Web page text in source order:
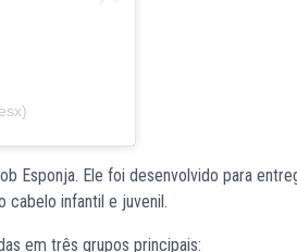
Esponja. Ele foi desenvolvido para
infantil e juvenil.
em três grupos principais: